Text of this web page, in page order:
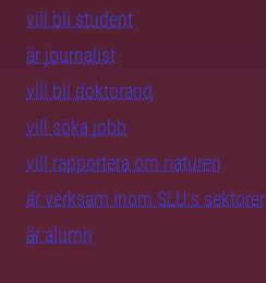
vill bli student
är journalist
vill bli doktorand
vill söka jobb
vill rapportera om naturen
är verksam inom SLU:s sektorer
är alumn